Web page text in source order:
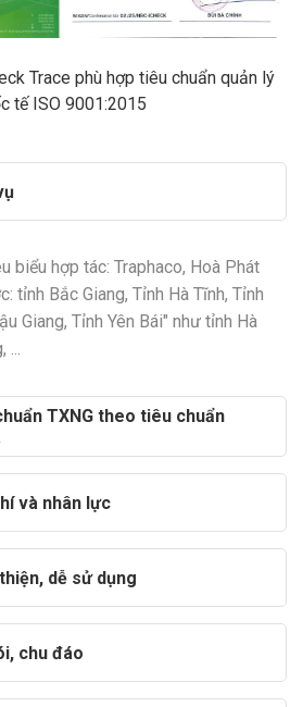
Trace phù hợp tiêu chuẩn quản lý
tế ISO 9001:2015
biểu hợp tác: Traphaco, Hoà Phát
tỉnh Bắc Giang, Tỉnh Hà Tĩnh, Tỉnh
Giang, Tỉnh Yên Bái" như tỉnh Hà
...
TXNG theo tiêu chuẩn
và nhân lực
dễ sử dụng
chu đáo